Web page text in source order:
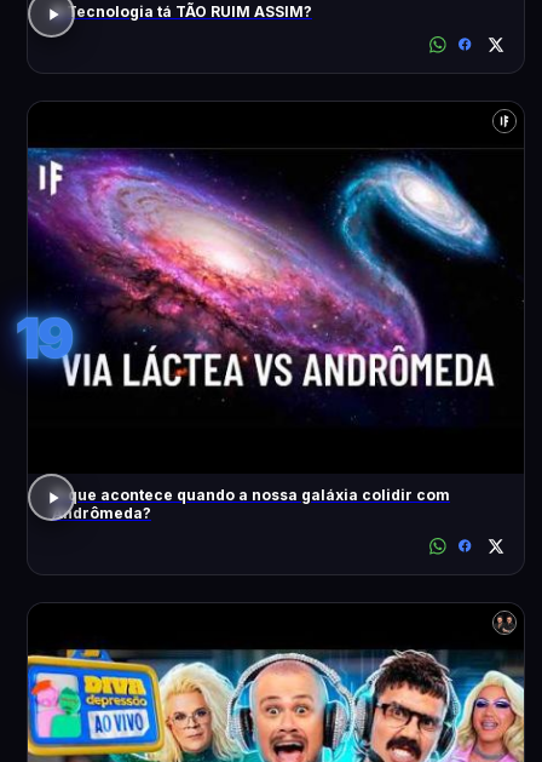
A Tecnologia tá TÃO RUIM ASSIM?
19
O que acontece quando a nossa galáxia colidir com
Andrômeda?